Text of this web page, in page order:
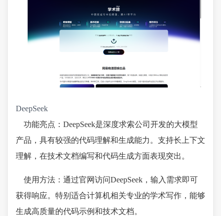
DeepSeek
功能亮点：DeepSeek是深度求索公司开发的大模型
产品，具有较强的代码理解和生成能力。支持长上下文
理解，在技术文档编写和代码生成方面表现突出。
使用方法：通过官网访问DeepSeek，输入需求即可
获得响应。特别适合计算机相关专业的学术写作，能够
生成高质量的代码示例和技术文档。